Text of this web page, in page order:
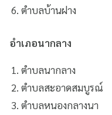
ตำบลบ้านฝาง
อำเภอนากลาง
ตำบลนากลาง
ตำบลสะอาดสมบูรณ์
ตำบลหนองกลางนา